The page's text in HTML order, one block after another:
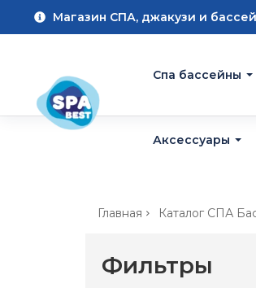
Магазин СПА, джакузи и
Cпа бассейны
Аксессуары
Главная Каталог СПА
Фильтры